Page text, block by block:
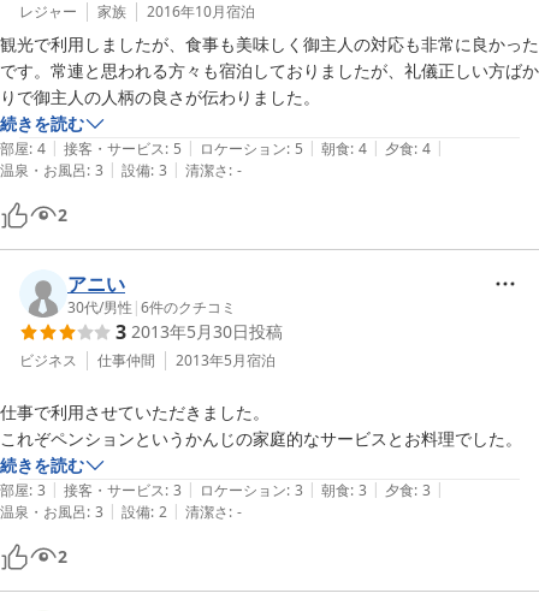
レジャー 家族 2016年10月宿泊
観光で利用しましたが、食事も美味しく御主人の対応も非常に良かった
です。常連と思われる方々も宿泊しておりましたが、礼儀正しい方ばか
りで御主人の人柄の良さが伝わりました。
続きを読む
部屋: 4 | 接客・サービス: 5 | ロケーション: 5 | 朝食: 4 | 夕食: 4 |
温泉・お風呂: 3 | 設備: 3 | 清潔さ: -
2
アニい
30代/男性 |6件のクチコミ
3 2013年5月30日投稿
ビジネス 仕事仲間 2013年5月宿泊
仕事で利用させていただきました。
続きを読む
部屋: 3 | 接客・サービス: 3 | ロケーション: 3 | 朝食: 3 | 夕食: 3 |
温泉・お風呂: 3 | 設備: 2 | 清潔さ: -
2